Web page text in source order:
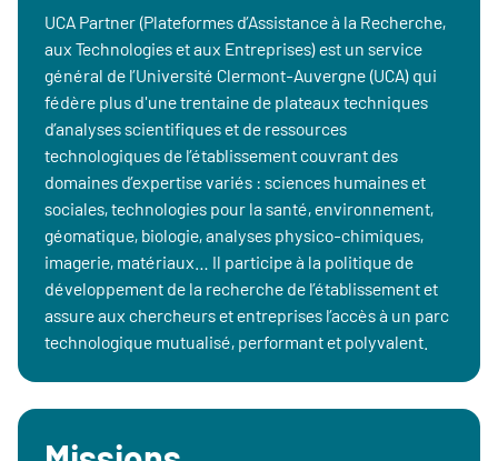
UCA Partner (Plateformes d’Assistance à la Recherche,
aux Technologies et aux Entreprises) est un service
général de l’Université Clermont-Auvergne (UCA) qui
fédère plus d'une trentaine de plateaux techniques
d’analyses scientifiques et de ressources
technologiques de l’établissement couvrant des
domaines d’expertise variés : sciences humaines et
sociales, technologies pour la santé, environnement,
géomatique, biologie, analyses physico-chimiques,
imagerie, matériaux… Il participe à la politique de
développement de la recherche de l’établissement et
assure aux chercheurs et entreprises l’accès à un parc
technologique mutualisé, performant et polyvalent.